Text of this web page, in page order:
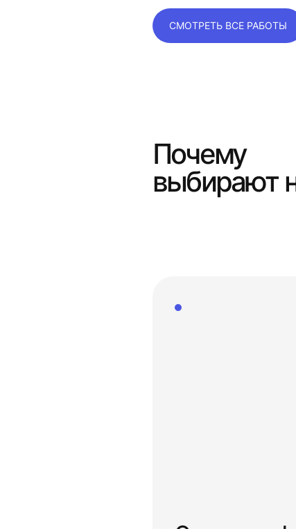
СМОТРЕТЬ ВСЕ РАБОТЫ
Почему
выбирают